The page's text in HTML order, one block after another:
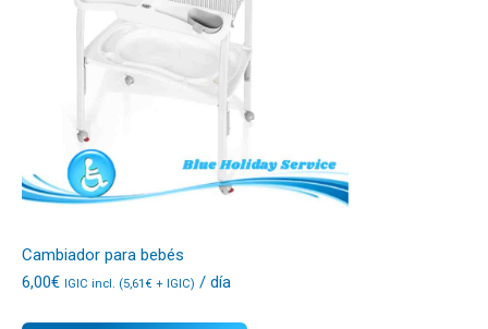
Cambiador para bebés
6,00€ IGIC incl. (5,61 € + IGIC) / día